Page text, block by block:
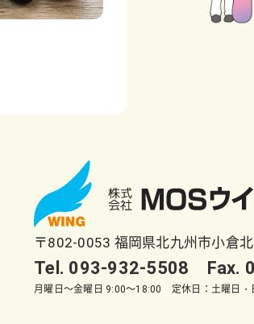
〒802-0053 福岡県北九州市小倉
Tel. 093-932-5508 Fax.
月曜日～金曜日 9:00～18:00 定休日：土曜日・